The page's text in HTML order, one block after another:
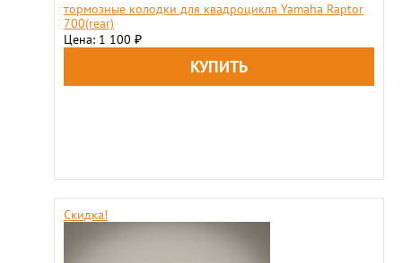
тормозные колодки для квадроцикла Yamaha Raptor
700(rear)
Цена: 1 100 ₽
Скидка!